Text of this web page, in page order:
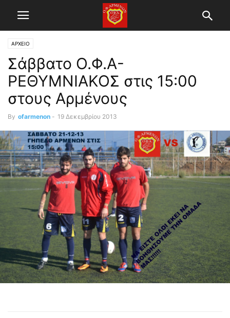
ΑΡΧΕΙΟ
Σάββατο Ο.Φ.Α-
ΡΕΘΥΜΝΙΑΚΟΣ στις 15:00
στους Αρμένους
By ofarmenon - 19 Δεκεμβρίου 2013